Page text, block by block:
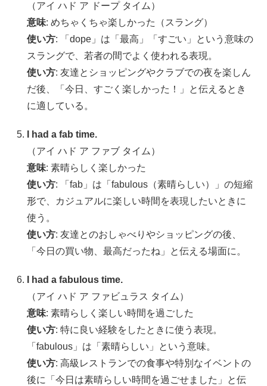
（アイ ハド ア ドープ タイム）
意味: めちゃくちゃ楽しかった（スラング）
使い方: 「dope」は「最高」「すごい」という意味の
スラングで、若者の間でよく使われる表現。
使い方: 友達とショッピングやクラブでの夜を楽しん
だ後、「今日、すごく楽しかった！」と伝えるとき
に適している。
I had a fab time.
（アイ ハド ア ファブ タイム）
意味: 素晴らしく楽しかった
使い方: 「fab」は「fabulous（素晴らしい）」の短縮
形で、カジュアルに楽しい時間を表現したいときに
使う。
使い方: 友達とのおしゃべりやショッピングの後、
「今日の買い物、最高だったね」と伝える場面に。
I had a fabulous time.
（アイ ハド ア ファビュラス タイム）
意味: 素晴らしく楽しい時間を過ごした
使い方: 特に良い経験をしたときに使う表現。
「fabulous」は「素晴らしい」という意味。
使い方: 高級レストランでの食事や特別なイベントの
後に「今日は素晴らしい時間を過ごせました」と伝